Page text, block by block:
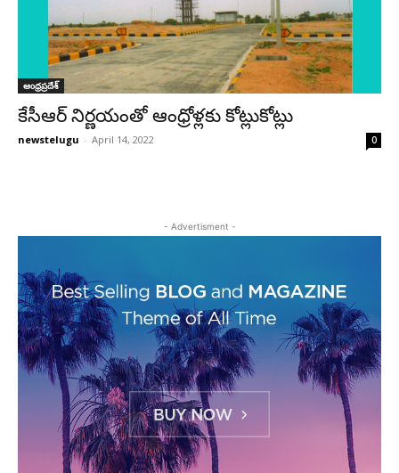
ఆంధ్రప్రదేశ్‌
కేసీఆర్‌ నిర్ణయంతో ఆంధ్రోళ్లకు కోట్లుకోట్లు
newstelugu - April 14, 2022 0
- Advertisment -